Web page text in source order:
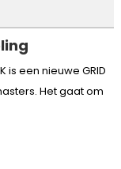
is een nieuwe GRID
Het gaat om